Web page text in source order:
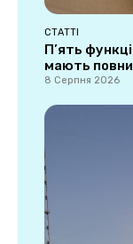
СТАТТІ
П’ять
мають
8 Серпня 2026